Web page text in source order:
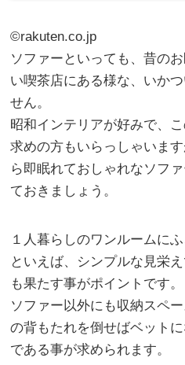
©rakuten.co.jp
ソファーといっても、昔の
い喫茶店にある様な、いか
せん。
昭和インテリアが好みで、
求めの方もいらっしゃいま
ら即眠れておしゃれなソフ
ておきましょう。
１人暮らしのワンルームに
といえば、シンプルな見栄
も果たす事がポイントです。
ソファー以外にも収納スペ
の背もたれを倒せばベット
である事が求められます。